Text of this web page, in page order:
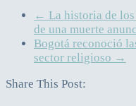
← La historia de
de una muerte
Bogotá reconoció
sector religioso →
Share This Post: